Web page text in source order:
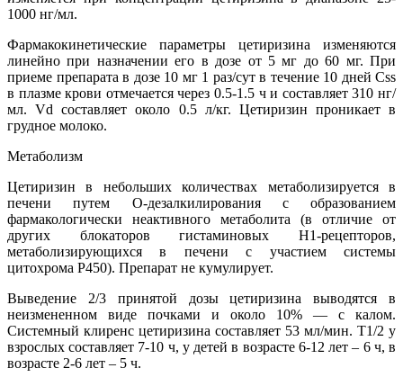
1000 нг/мл.
Фармакокинетические параметры цетиризина изменяются
линейно при назначении его в дозе от 5 мг до 60 мг. При
приеме препарата в дозе 10 мг 1 раз/сут в течение 10 дней Css
в плазме крови отмечается через 0.5-1.5 ч и составляет 310 нг/
мл. Vd составляет около 0.5 л/кг. Цетиризин проникает в
грудное молоко.
Метаболизм
Цетиризин в небольших количествах метаболизируется в
печени путем О-дезалкилирования с образованием
фармакологически неактивного метаболита (в отличие от
других блокаторов гистаминовых H1-рецепторов,
метаболизирующихся в печени с участием системы
цитохрома Р450). Препарат не кумулирует.
Выведение 2/3 принятой дозы цетиризина выводятся в
неизмененном виде почками и около 10% — с калом.
Системный клиренс цетиризина составляет 53 мл/мин. T1/2 у
взрослых составляет 7-10 ч, у детей в возрасте 6-12 лет – 6 ч, в
возрасте 2-6 лет – 5 ч.